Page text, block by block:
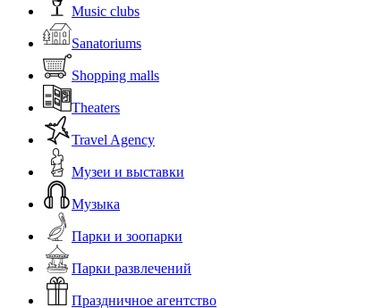
Music clubs
Sanatoriums
Shopping malls
Theaters
Travel Agency
Музеи и выставки
Музыка
Парки и зоопарки
Парки развлечений
Праздничное агентство